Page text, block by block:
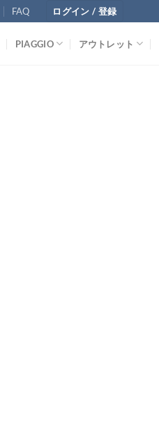
FAQ ログイン / 登録
PIAGGIO アウトレット